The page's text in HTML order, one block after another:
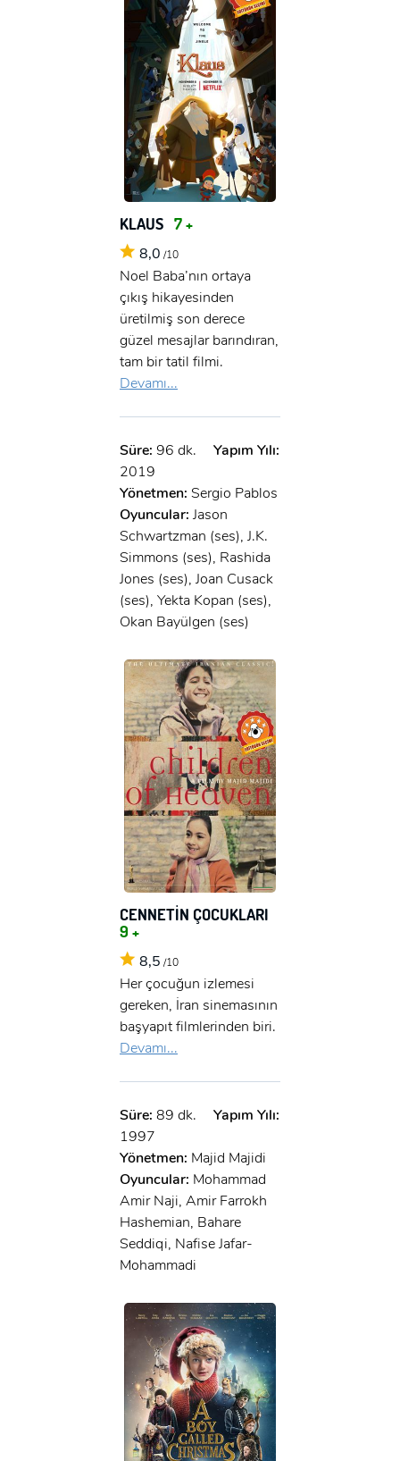
KLAUS 7 +
8,0 /10
Noel Baba’nın ortaya
çıkış hikayesinden
üretilmiş son derece
güzel mesajlar barındıran,
tam bir tatil filmi.
Devamı...
Süre: 96 dk.
Yapım Yılı:
2019
Yönetmen: Sergio Pablos
Oyuncular: Jason
Schwartzman (ses), J.K.
Simmons (ses), Rashida
Jones (ses), Joan Cusack
(ses), Yekta Kopan (ses),
Okan Bayülgen (ses)
CENNETİN ÇOCUKLARI
9 +
8,5 /10
Her çocuğun izlemesi
gereken, İran sinemasının
başyapıt filmlerinden biri.
Devamı...
Süre: 89 dk.
Yapım Yılı:
1997
Yönetmen: Majid Majidi
Oyuncular: Mohammad
Amir Naji, Amir Farrokh
Hashemian, Bahare
Seddiqi, Nafise Jafar-
Mohammadi